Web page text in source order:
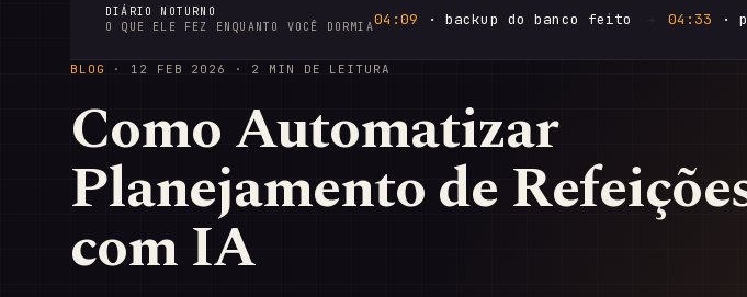
DIÁRIO NOTURNO
O QUE ELE FEZ ENQUANTO VOCÊ DORMIA04:09 · backup do banco feito 04:33 ·
BLOG · 12 FEB 2026 · 2 MIN DE LEITURA
Como Automatizar
Planejamento de
com IA